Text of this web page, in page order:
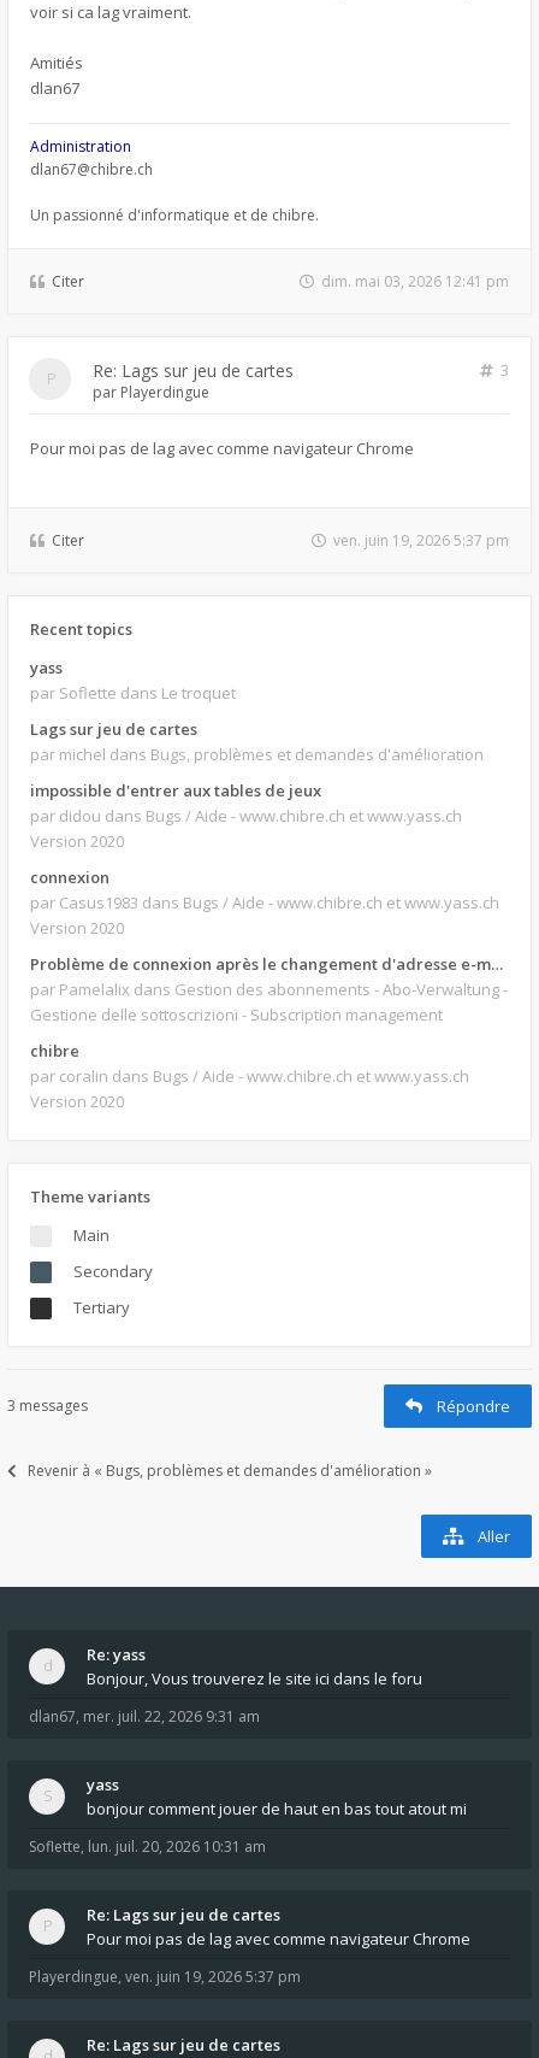
voir si ca lag vraiment.
Amitiés
dlan67
Administration
dlan67@chibre.ch
Un passionné d'informatique et de chibre.
Citer dim. mai 03, 2026 12:41 pm
Re: Lags sur jeu de cartes
3
par Playerdingue
Pour moi pas de lag avec comme navigateur Chrome
Citer ven. juin 19, 2026 5:37 pm
Recent topics
yass
par Soflette dans Le troquet
Lags sur jeu de cartes
par michel dans Bugs, problèmes et demandes d'amélioration
impossible d'entrer aux tables de jeux
par didou dans Bugs / Aide - www.chibre.ch et www.yass.ch
Version 2020
connexion
par Casus1983 dans Bugs / Aide - www.chibre.ch et www.yass.ch
Version 2020
Problème de connexion après le changement d'adresse e-mail.
par Pamelalix dans Gestion des abonnements - Abo-Verwaltung -
Gestione delle sottoscrizioni - Subscription management
chibre
par coralin dans Bugs / Aide - www.chibre.ch et www.yass.ch
Version 2020
Theme variants
Main
Secondary
Tertiary
3 messages Répondre
Revenir à « Bugs, problèmes et demandes d'amélioration »
Aller
Re: yass
Bonjour, Vous trouverez le site ici dans le foru
dlan67, mer. juil. 22, 2026 9:31 am
yass
bonjour comment jouer de haut en bas tout atout mi
Soflette, lun. juil. 20, 2026 10:31 am
Re: Lags sur jeu de cartes
Pour moi pas de lag avec comme navigateur Chrome
Playerdingue, ven. juin 19, 2026 5:37 pm
Re: Lags sur jeu de cartes